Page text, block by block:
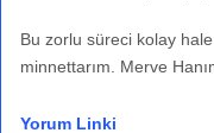
Bu zorlu süreci kolay
minnettarım. Merve
Yorum Linki